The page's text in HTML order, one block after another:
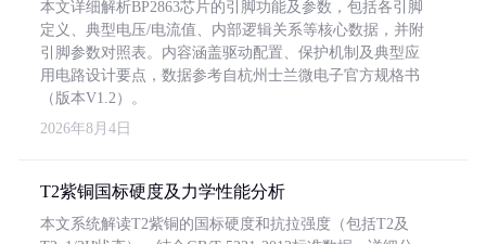
本文详细解析BP2863芯片的引脚功能及参数，包括各引脚
定义、典型电压/电流值、内部逻辑关系等核心数据，并附
引脚参数对照表。内容涵盖驱动配置、保护机制及典型应
用电路设计要点，数据参考自杭州士兰微电子官方规格书
（版本V1.2）。
2026年8月4日
T2紫铜国标硬度及力学性能分析
本文系统解读T2紫铜的国标硬度和抗拉强度（包括T2及